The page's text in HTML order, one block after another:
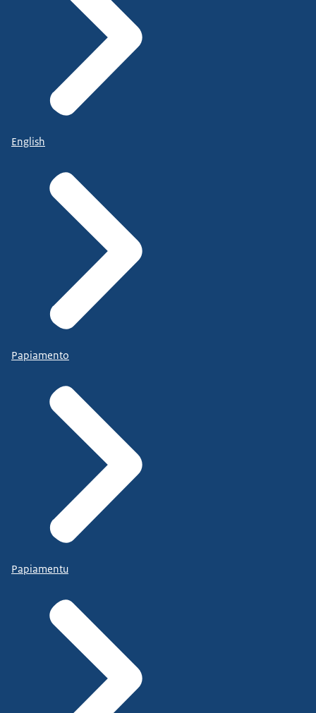
English
Papiamento
Papiamentu